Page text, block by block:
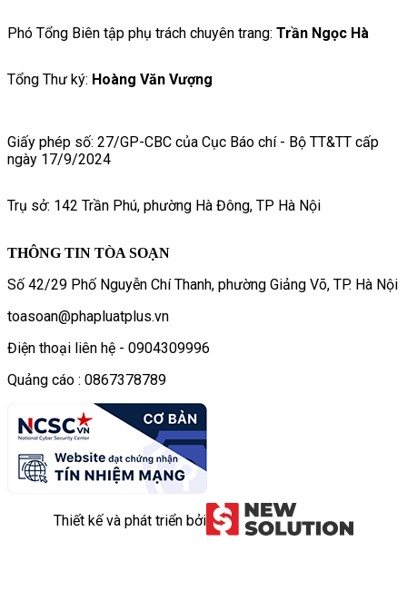
Phó Tổng Biên tập phụ trách chuyên trang: Trần Ngọc Hà
Tổng Thư ký: Hoàng Văn Vượng
Giấy phép số: 27/GP-CBC của Cục Báo chí - Bộ TT&TT cấp
ngày 17/9/2024
Trụ sở: 142 Trần Phú, phường Hà Đông, TP Hà Nội
THÔNG TIN TÒA SOẠN
Số 42/29 Phố Nguyễn Chí Thanh, phường Giảng Võ, TP. Hà Nội
toasoan@phapluatplus.vn
Điện thoại liên hệ - 0904309996
Quảng cáo : 0867378789
Thiết kế và phát triển bởi